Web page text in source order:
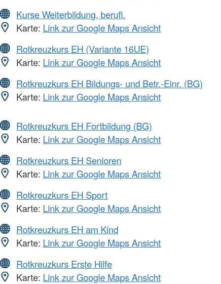
Kurse Weiterbildung, berufl.
Karte: Link zur Google Maps Ansicht
Rotkreuzkurs EH (Variante 16UE)
Karte: Link zur Google Maps Ansicht
Rotkreuzkurs EH Bildungs- und Betr.-Einr. (BG)
Karte: Link zur Google Maps Ansicht
Rotkreuzkurs EH Fortbildung (BG)
Karte: Link zur Google Maps Ansicht
Rotkreuzkurs EH Senioren
Karte: Link zur Google Maps Ansicht
Rotkreuzkurs EH Sport
Karte: Link zur Google Maps Ansicht
Rotkreuzkurs EH am Kind
Karte: Link zur Google Maps Ansicht
Rotkreuzkurs Erste Hilfe
Karte: Link zur Google Maps Ansicht